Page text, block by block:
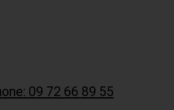
09 72 66 89 55